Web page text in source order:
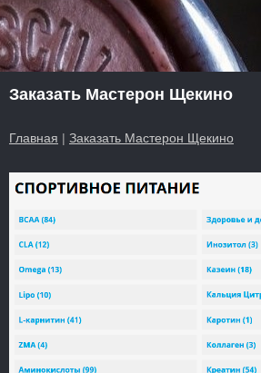
Заказать Мастерон Щекино
Главная | Заказать Мастерон Щекино